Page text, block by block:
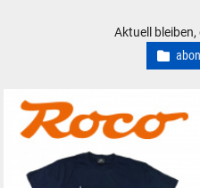
Aktuell